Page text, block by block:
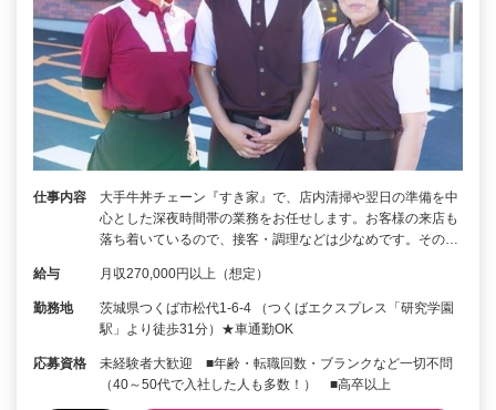
仕事内容
大手牛丼チェーン『すき家』で、店内清掃や翌日の準備を中
心とした深夜時間帯の業務をお任せします。お客様の来店も
落ち着いているので、接客・調理などは少なめです。その…
給与 月収270,000円以上（想定）
勤務地
茨城県つくば市松代1-6-4 （つくばエクスプレス「研究学園
駅」より徒歩31分）★車通勤OK
応募資格
未経験者大歓迎 ■年齢・転職回数・ブランクなど一切不問
（40～50代で入社した人も多数！） ■高卒以上